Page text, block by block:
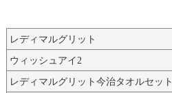
レディマルグリット
ウィッシュアイ2
レディマルグリット今治タオルセット